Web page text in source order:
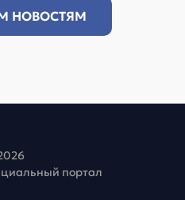
НОВОСТЯМ
портал